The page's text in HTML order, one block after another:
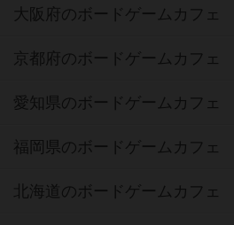
大阪府のボードゲームカフェ
京都府のボードゲームカフェ
愛知県のボードゲームカフェ
福岡県のボードゲームカフェ
北海道のボードゲームカフェ